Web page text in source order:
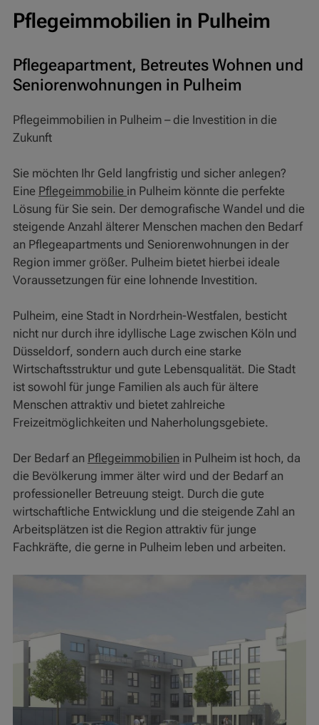
Pflegeimmobilien in Pulheim
Pflegeapartment, Betreutes Wohnen und
Seniorenwohnungen in Pulheim
Pflegeimmobilien in Pulheim – die Investition in die
Zukunft
Sie möchten Ihr Geld langfristig und sicher anlegen?
Eine Pflegeimmobilie in Pulheim könnte die perfekte
Lösung für Sie sein. Der demografische Wandel und die
steigende Anzahl älterer Menschen machen den Bedarf
an Pflegeapartments und Seniorenwohnungen in der
Region immer größer. Pulheim bietet hierbei ideale
Voraussetzungen für eine lohnende Investition.
Pulheim, eine Stadt in Nordrhein-Westfalen, besticht
nicht nur durch ihre idyllische Lage zwischen Köln und
Düsseldorf, sondern auch durch eine starke
Wirtschaftsstruktur und gute Lebensqualität. Die Stadt
ist sowohl für junge Familien als auch für ältere
Menschen attraktiv und bietet zahlreiche
Freizeitmöglichkeiten und Naherholungsgebiete.
Der Bedarf an Pflegeimmobilien in Pulheim ist hoch, da
die Bevölkerung immer älter wird und der Bedarf an
professioneller Betreuung steigt. Durch die gute
wirtschaftliche Entwicklung und die steigende Zahl an
Arbeitsplätzen ist die Region attraktiv für junge
Fachkräfte, die gerne in Pulheim leben und arbeiten.